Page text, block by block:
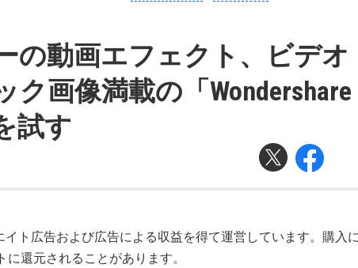
の動画エフェクト、ビデオ
ク画像満載の「Wondershare
試す
ト広告および広告による収益を得て運営しています。購入
還元されることがあります。